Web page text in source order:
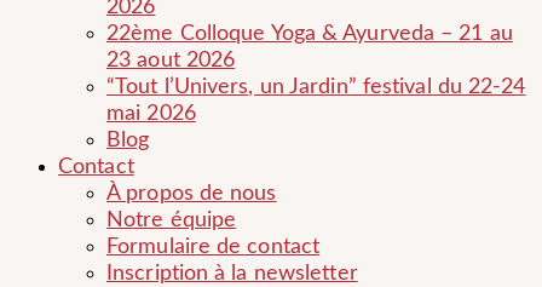
2026
22ème Colloque Yoga & Ayurveda – 21 au
23 aout 2026
“Tout l’Univers, un Jardin” festival du 22-24
mai 2026
Blog
Contact
À propos de nous
Notre équipe
Formulaire de contact
Inscription à la newsletter